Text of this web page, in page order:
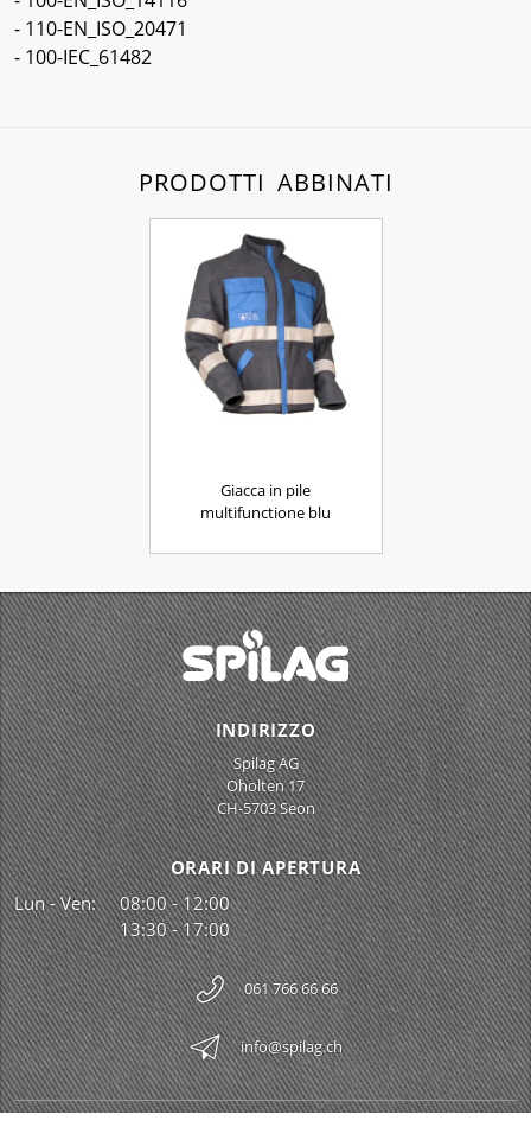
- 110-EN_ISO_20471
- 100-IEC_61482
PRODOTTI ABBINATI
Giacca in pile
multifunctione blu
INDIRIZZO
Spilag AG
Oholten 17
CH-5703 Seon
ORARI DI APERTURA
Lun - Ven:
08:00 - 12:00
13:30 - 17:00
061 766 66 66
info@spilag.ch